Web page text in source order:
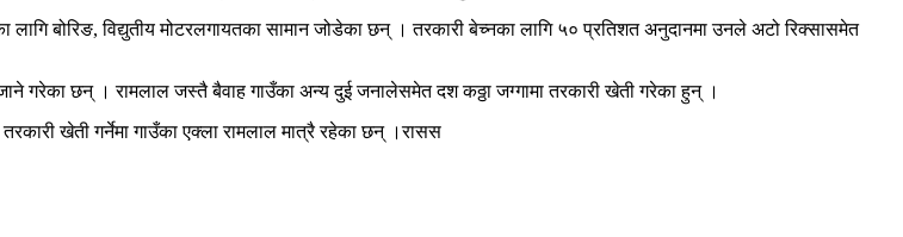
बोरिङ, विद्युतीय मोटरलगायतका सामान जोडेका छन् । तरकारी बेच्नका लागि ५० प्रतिशत अनुदानमा उनले अटो रिक्सासमेत
गरेका छन् । रामलाल जस्तै बैवाह गाउँका अन्य दुई जनालेसमेत दश कठ्ठा जग्गामा तरकारी खेती गरेका हुन् ।
खेती गर्नेमा गाउँका एक्ला रामलाल मात्रै रहेका छन् ।रासस